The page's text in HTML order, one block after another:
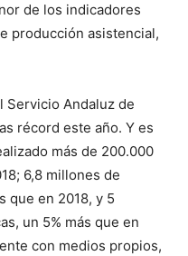
de los indicadores
producción asistencial,
Servicio Andaluz de
récord este año. Y es
más de 200.000
6,8 millones de
que en 2018, y 5
un 5% más que en
con medios propios,